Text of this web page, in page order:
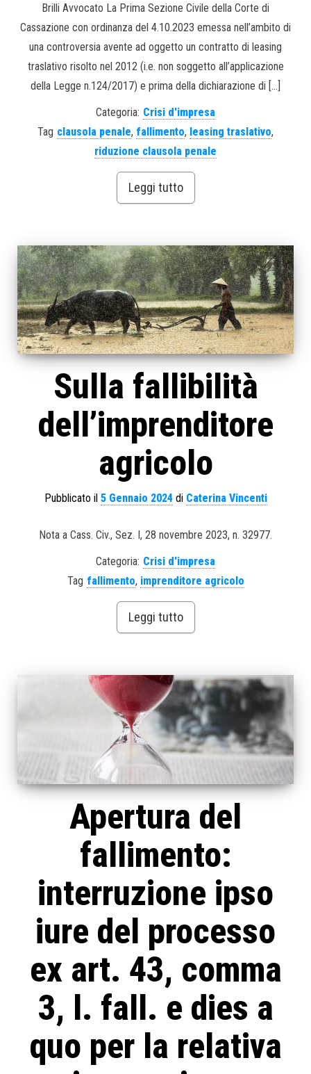
Brilli Avvocato La Prima Sezione Civile della Corte di
Cassazione con ordinanza del 4.10.2023 emessa nell’ambito di
una controversia avente ad oggetto un contratto di leasing
traslativo risolto nel 2012 (i.e. non soggetto all’applicazione
della Legge n.124/2017) e prima della dichiarazione di […]
Categoria: Crisi d'impresa
Tag clausola penale, fallimento, leasing traslativo,
riduzione clausola penale
Leggi tutto
Sulla fallibilità
dell’imprenditore
agricolo
Pubblicato il 5 Gennaio 2024di Caterina Vincenti
Nota a Cass. Civ., Sez. I, 28 novembre 2023, n. 32977.
Categoria: Crisi d'impresa
Tag fallimento, imprenditore agricolo
Leggi tutto
Apertura del
fallimento:
interruzione ipso
iure del processo
ex art. 43, comma
3, l. fall. e dies a
quo per la relativa